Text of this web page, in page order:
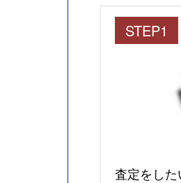
STEP1
査定をし